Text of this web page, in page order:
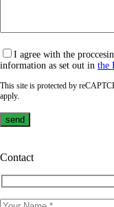
I agree with the
information as set out in the
This site is protected by
apply.
Contact